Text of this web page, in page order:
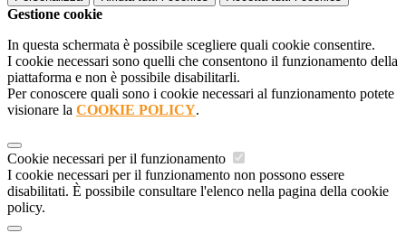
Gestione cookie
In questa schermata è possibile scegliere quali cookie consentire.
I cookie necessari sono quelli che consentono il funzionamento della
piattaforma e non è possibile disabilitarli.
Per conoscere quali sono i cookie necessari al funzionamento potete
visionare la COOKIE POLICY.
Cookie necessari per il funzionamento
I cookie necessari per il funzionamento non possono essere
disabilitati. È possibile consultare l'elenco nella pagina della cookie
policy.